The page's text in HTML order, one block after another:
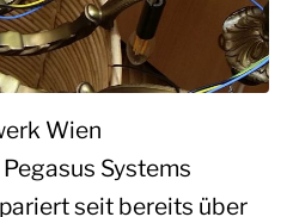
Wien
Systems
seit bereits über